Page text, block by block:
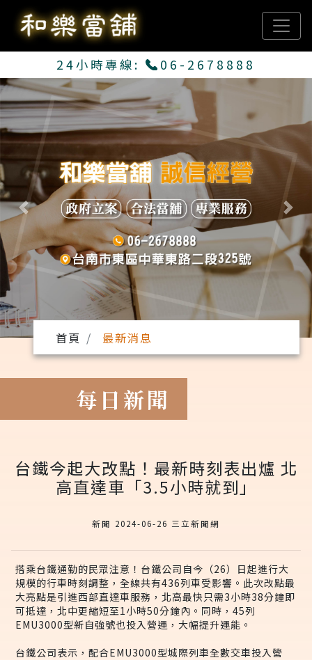
24小時專線: 06-2678888
Previous Next
首頁 最新消息
每日新聞
台鐵今起大改點！最新時刻表出爐 北
高直達車「3.5小時就到」
新聞 2024-06-26 三立新聞網
搭乘台鐵通勤的民眾注意！台鐵公司自今（26）日起進行大
規模的行車時刻調整，全線共有436列車受影響。此次改點最
大亮點是引進西部直達車服務，北高最快只需3小時38分鐘即
可抵達，北中更縮短至1小時50分鐘內。同時，45列
EMU3000型新自強號也投入營運，大幅提升運能。
台鐵公司表示，配合EMU3000型城際列車全數交車投入營